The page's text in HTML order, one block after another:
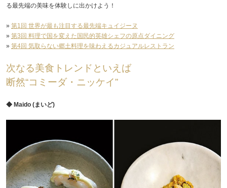
る最先端の美味を体験しに出かけよう！
» 第1回 世界が最も注目する最先端キュイジーヌ
» 第3回 料理で国を変えた国民的英雄シェフの原点ダイニング
» 第4回 気取らない郷土料理を味わえるカジュアルレストラン
次なる美食トレンドといえば
断然“コミーダ・ニッケイ”
◆ Maido (まいど)